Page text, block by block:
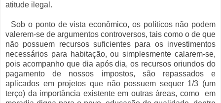
atitude ilegal.
Sob o ponto de vista econômico, os políticos não podem
valerem-se de argumentos controversos, tais como o de que
não possuem recursos suficientes para os investimentos
necessários para habitação, ou simplesmente calarem-se,
pois acompanho que dia após dia, os recursos oriundos do
pagamento de nossos impostos, são repassados e
aplicados em projetos que não possuem sequer 1/3 (um
terço) da importância existente em outras áreas, como em